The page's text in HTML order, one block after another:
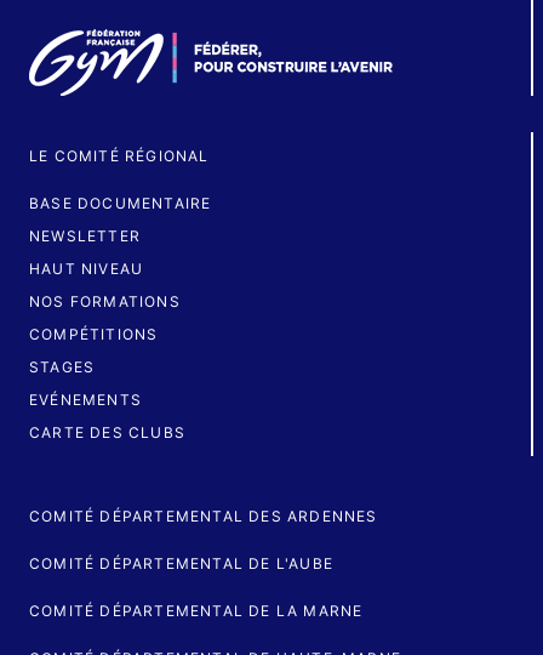
LE COMITÉ RÉGIONAL
BASE DOCUMENTAIRE
NEWSLETTER
HAUT NIVEAU
NOS FORMATIONS
COMPÉTITIONS
STAGES
EVÉNEMENTS
CARTE DES CLUBS
COMITÉ DÉPARTEMENTAL DES ARDENNES
COMITÉ DÉPARTEMENTAL DE L'AUBE
COMITÉ DÉPARTEMENTAL DE LA MARNE